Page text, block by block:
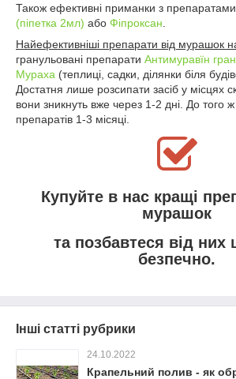
Також ефективні приманки з препаратами
(піпетка 2мл) або Фіпроксан
Найефективніші препарати від мурашок
гранульовані препарати Антимуравїн
Мураха (теплиці, садки, ділянки біля
Достатня лише розсипати засіб у місцях
вони зникнуть вже через 1-2 дні. До того ж
препаратів 1-3 місяці.
Купуйте в нас кращі
мурашок
та позбавтеся від них
безпечно.
Інші статті рубрики
24.10.2022
Крапельний полив - як